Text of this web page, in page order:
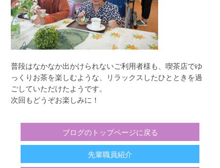
普段はなかなか出かけられないご利用者様も、喫茶店でゆ
っくりお茶を楽しむような、リラックスしたひとときを過
ごしていただけたようです。
次回もどうぞお楽しみに！
ブログのトップページに戻る
先輩職員紹介